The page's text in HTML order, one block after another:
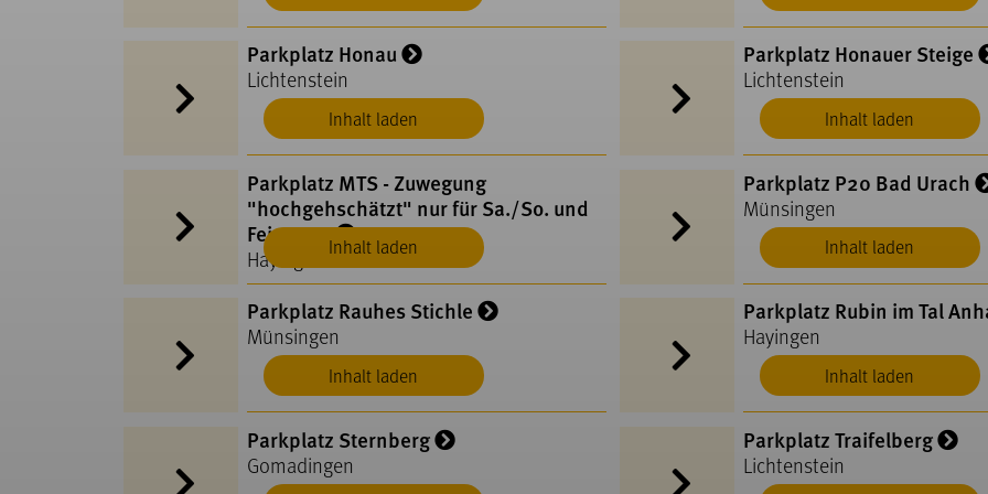
Inhalt laden
Parkplatz Honau
Lichtenstein
Inhalt laden
Parkplatz Honauer Steige
Lichtenstein
Inhalt laden
Parkplatz MTS - Zuwegung
"hochgehschätzt" nur für Sa./So. und
Feiertage
Hayingen Inhalt laden
Parkplatz P20 Bad Urach
Münsingen
Inhalt laden
Parkplatz Rauhes Stichle
Münsingen
Inhalt laden
Parkplatz Rubin im Tal
Hayingen
Parkplatz Sternberg
Gomadingen
Parkplatz Traifelberg
Lichtenstein